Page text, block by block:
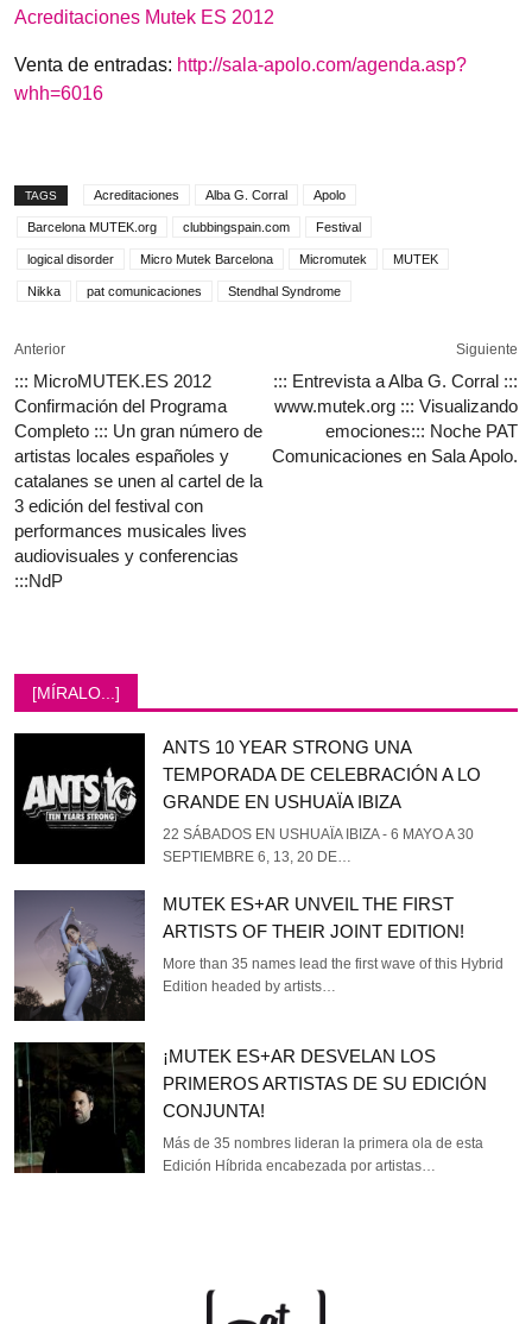
Acreditaciones Mutek ES 2012
Venta de entradas: http://sala-apolo.com/agenda.asp?
whh=6016
TAGS Acreditaciones Alba G. Corral Apolo
Barcelona MUTEK.org clubbingspain.com Festival
logical disorder Micro Mutek Barcelona Micromutek MUTEK
Nikka pat comunicaciones Stendhal Syndrome
Anterior
::: MicroMUTEK.ES 2012
Confirmación del Programa
Completo ::: Un gran número de
artistas locales españoles y
catalanes se unen al cartel de la
3 edición del festival con
performances musicales lives
audiovisuales y conferencias
:::NdP
Siguiente
::: Entrevista a Alba G. Corral :::
www.mutek.org ::: Visualizando
emociones::: Noche PAT
Comunicaciones en Sala Apolo.
[MÍRALO...]
ANTS 10 YEAR STRONG UNA
TEMPORADA DE CELEBRACIÓN A LO
GRANDE EN USHUAÏA IBIZA
22 SÁBADOS EN USHUAÏA IBIZA - 6 MAYO A 30
SEPTIEMBRE 6, 13, 20 DE…
MUTEK ES+AR UNVEIL THE FIRST
ARTISTS OF THEIR JOINT EDITION!
More than 35 names lead the first wave of this Hybrid
Edition headed by artists…
¡MUTEK ES+AR DESVELAN LOS
PRIMEROS ARTISTAS DE SU EDICIÓN
CONJUNTA!
Más de 35 nombres lideran la primera ola de esta
Edición Híbrida encabezada por artistas…